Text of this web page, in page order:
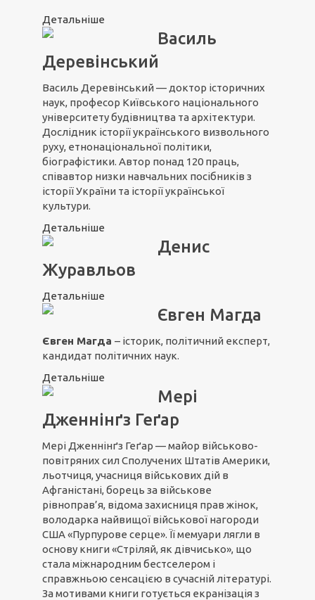
Детальніше
Василь
Деревінський
Василь Деревінський — доктор історичних
наук, професор Київського національного
університету будівництва та архітектури.
Дослідник історії українського визвольного
руху, етнонаціональної політики,
біографістики. Автор понад 120 праць,
співавтор низки навчальних посібників з
історії України та історії української
культури.
Детальніше
Денис
Журавльов
Детальніше
Євген Магда
Євген Магда – історик, політичний експерт,
кандидат політичних наук.
Детальніше
Мері
Дженнінґз Геґар
Мері Дженнінґз Геґар — майор військово-
повітряних сил Сполучених Штатів Америки,
льотчиця, учасниця військових дій в
Афганістані, борець за військове
рівноправ’я, відома захисниця прав жінок,
володарка найвищої військової нагороди
США «Пурпурове серце». Її мемуари лягли в
основу книги «Стріляй, як дівчисько», що
стала міжнародним бестселером і
справжньою сенсацією в сучасній літературі.
За мотивами книги готується екранізація з